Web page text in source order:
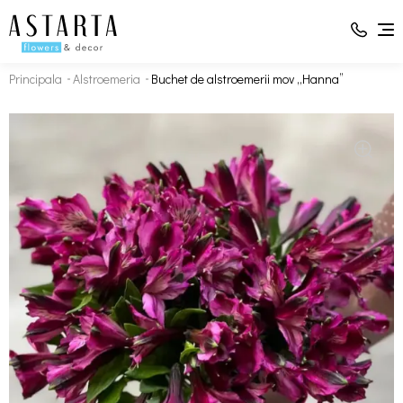
Principala Alstroemeria Buchet de alstroemerii mov „Hanna”